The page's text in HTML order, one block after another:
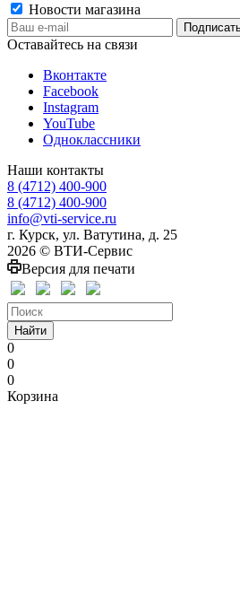
Новости магазина
Оставайтесь на связи
Вконтакте
Facebook
Instagram
YouTube
Одноклассники
Наши контакты
8 (4712) 400-900
8 (4712) 400-900
info@vti-service.ru
г. Курск, ул. Ватутина, д. 25
2026 © ВТИ-Сервис
Версия для печати
Найти
0
0
0
Корзина